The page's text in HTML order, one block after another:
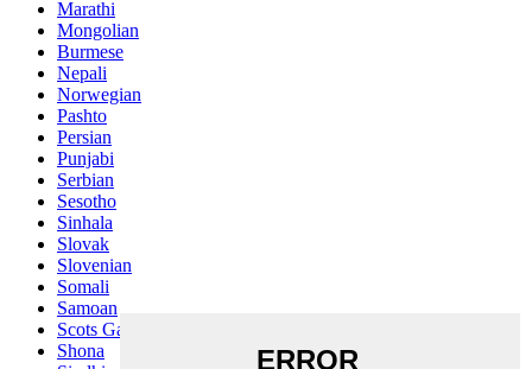
Marathi
Mongolian
Burmese
Nepali
Norwegian
Pashto
Persian
Punjabi
Serbian
Sesotho
Sinhala
Slovak
Slovenian
Somali
Samoan
Scots Gaelic
Shona